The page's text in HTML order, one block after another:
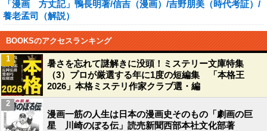
「漫画 方丈記」鴨長明著/信吉（漫画）/吉野朋美（時代考証）/
養老孟司（解説）
BOOKSのアクセスランキング
暑さを忘れて謎解きに没頭！ミステリー文庫特集
（3）プロが厳選する年に1度の短編集 「本格王
2026」本格ミステリ作家クラブ選・編
1
漫画一筋の人生は日本の漫画史そのもの「劇画の巨
星 川崎のぼる伝」読売新聞西部本社文化部著
2